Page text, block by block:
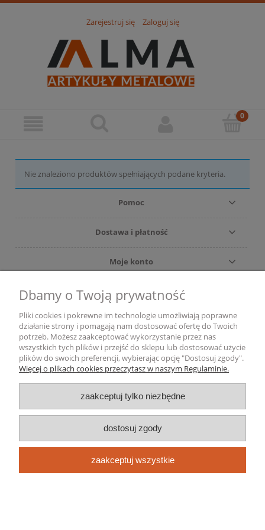
Zarejestruj się Zaloguj się
Nie znaleziono produktów spełniających podane kryteria.
Pomoc
Dostawa i płatność
Moje konto
Gwarancja i zwroty
Informacje o firmie
pokaż pełną wersję strony
Sklep internetowy Shoper.pl
Dbamy o Twoją prywatność
Pliki cookies i pokrewne im technologie umożliwiają poprawne
działanie strony i pomagają nam dostosować ofertę do Twoich
potrzeb. Możesz zaakceptować wykorzystanie przez nas
wszystkich tych plików i przejść do sklepu lub dostosować użycie
plików do swoich preferencji, wybierając opcję "Dostosuj zgody".
Więcej o plikach cookies przeczytasz w naszym Regulaminie.
zaakceptuj tylko niezbędne
dostosuj zgody
zaakceptuj wszystkie